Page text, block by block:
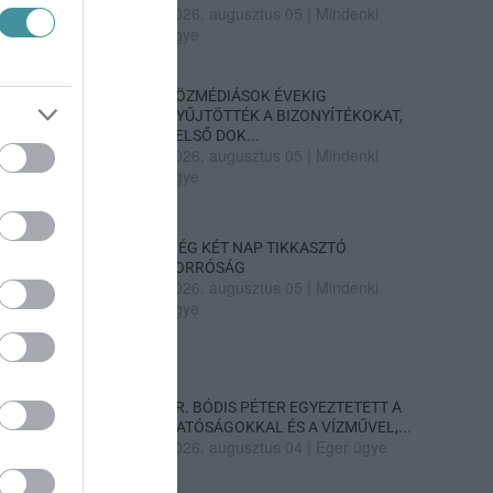
2026. augusztus 05
Mindenki
ügye
KÖZMÉDIÁSOK ÉVEKIG
GYŰJTÖTTÉK A BIZONYÍTÉKOKAT,
BELSŐ DOK...
2026. augusztus 05
Mindenki
ügye
MÉG KÉT NAP TIKKASZTÓ
FORRÓSÁG
2026. augusztus 05
Mindenki
ügye
DR. BÓDIS PÉTER EGYEZTETETT A
HATÓSÁGOKKAL ÉS A VÍZMŰVEL,...
2026. augusztus 04 Eger ügye